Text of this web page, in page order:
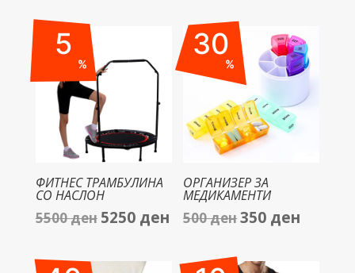
5
%
ФИТНЕС ТРАМБУЛИНА
СО НАСЛОН
5500ден Original
5250 денCurrent
30
%
ОРГАНИЗЕР ЗА
МЕДИКАМЕНТИ
500ден Original
350 ден